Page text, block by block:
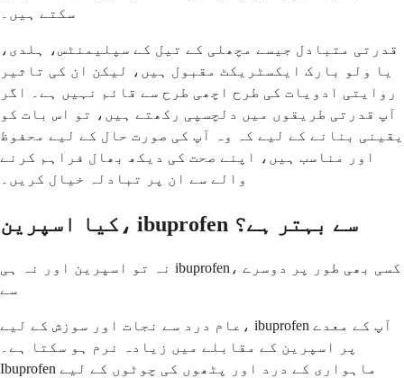
سکتے ہیں۔
قدرتی متبادل جیسے مچھلی کے تیل کے سپلیمنٹس، ہلدی،
یا ولو بارک ایکسٹریکٹ مقبول ہیں، لیکن ان کی تاثیر
روایتی ادویات کی طرح اچھی طرح سے قائم نہیں ہے۔ اگر
آپ قدرتی طریقوں میں دلچسپی رکھتے ہیں، تو اس بات کو
یقینی بنانے کے لیے کہ وہ آپ کی صورت حال کے لیے محفوظ
اور مناسب ہیں، اپنے صحت کی دیکھ بھال فراہم کرنے
والے سے ان پر تبادلہ خیال کریں۔
کیا اسپرین، ibuprofen سے بہتر ہے؟
نہ تو اسپرین اور نہ ہی ibuprofen، کسی بھی طور پر دوسرے
سے
عام درد سے نجات اور سوزش کے لیے، ibuprofen آپ کے معدے
پر اسپرین کے مقابلے میں زیادہ نرم ہو سکتا ہے۔
Ibuprofen ماہواری کے درد اور پٹھوں کی چوٹوں کے لیے